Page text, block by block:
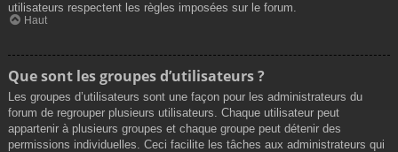
utilisateurs respectent les règles imposées sur le forum.
Haut
Que sont les groupes d’utilisateurs ?
Les groupes d’utilisateurs sont une façon pour les administrateurs du
forum de regrouper plusieurs utilisateurs. Chaque utilisateur peut
appartenir à plusieurs groupes et chaque groupe peut détenir des
permissions individuelles. Ceci facilite les tâches aux administrateurs qui